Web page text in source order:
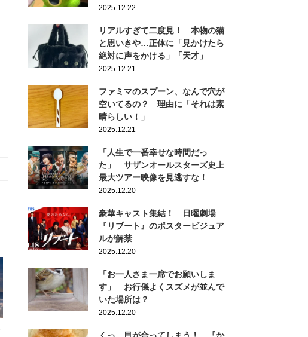
2025.12.22
リアルすぎて二度見！ 本物の猫
と思いきや…正体に「見かけたら
絶対に声をかける」「天才」
2025.12.21
ファミマのスプーン、なんで穴が
空いてるの？ 理由に「それは素
晴らしい！」
2025.12.21
「人生で一番幸せな時間だっ
た」 サザンオールスターズ史上
最大ツアー映像を見逃すな！
2025.12.20
豪華キャスト集結！ 日曜劇場
『リブート』のポスタービジュア
ルが解禁
2025.12.20
「お一人さま一席でお願いしま
す」 お行儀よくスズメが並んで
いた場所は？
2025.12.20